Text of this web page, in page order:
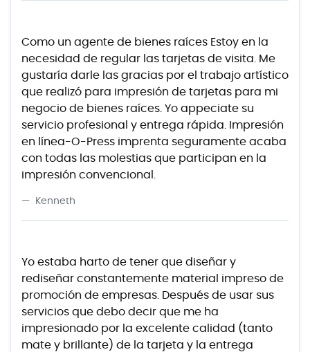
Como un agente de bienes raíces Estoy en la
necesidad de regular las tarjetas de visita. Me
gustaría darle las gracias por el trabajo artístico
que realizó para impresión de tarjetas para mi
negocio de bienes raíces. Yo appeciate su
servicio profesional y entrega rápida. Impresión
en línea-O-Press imprenta seguramente acaba
con todas las molestias que participan en la
impresión convencional.
Kenneth
Yo estaba harto de tener que diseñar y
rediseñar constantemente material impreso de
promoción de empresas. Después de usar sus
servicios que debo decir que me ha
impresionado por la excelente calidad (tanto
mate y brillante) de la tarjeta y la entrega